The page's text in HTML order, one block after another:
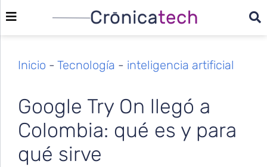
Inicio - Tecnología - inteligencia artificial
Google Try On llegó a
Colombia: qué es y para
qué sirve